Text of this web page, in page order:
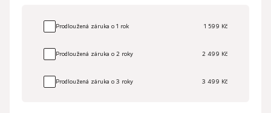
Prodloužená záruka o 1 rok 1 599 Kč
Prodloužená záruka o 2 roky 2 499 Kč
Prodloužená záruka o 3 roky 3 499 Kč